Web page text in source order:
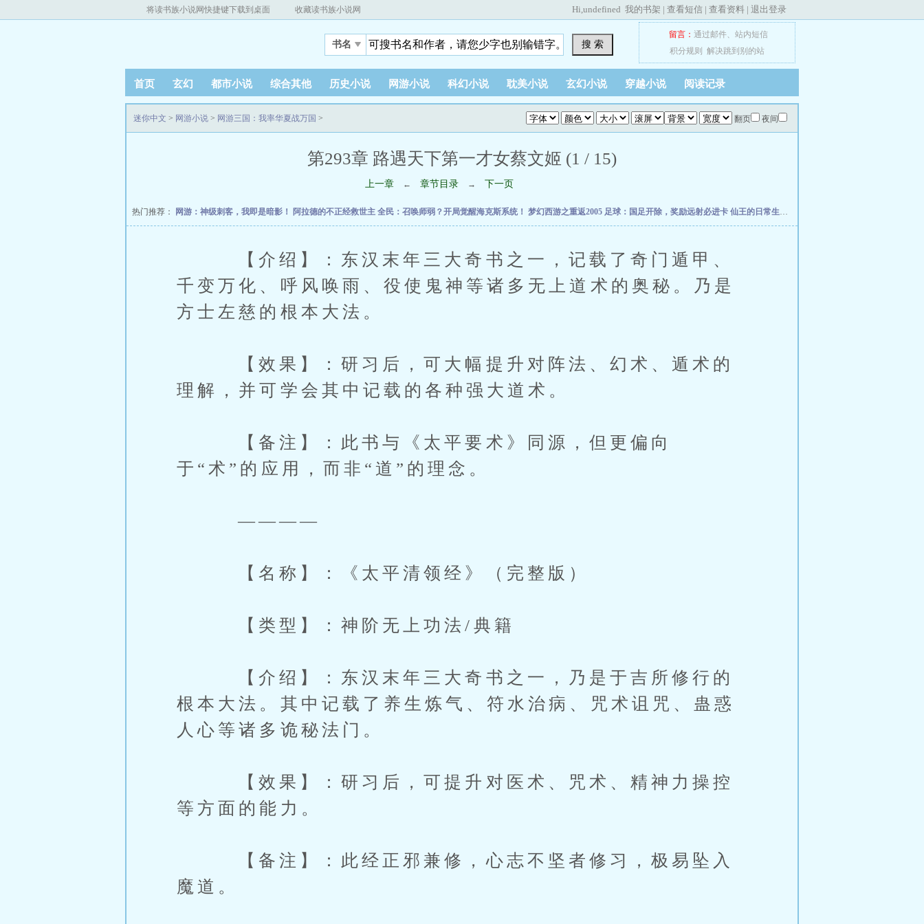
将读书族小说网快捷键下载到桌面 收藏读书族小说网 Hi,undefined 我的书架 | 查看短信 | 查看资料 | 退出登录
书名 搜 索
留言： 通过邮件、 站内短信
积分规则
解决跳到别的站
首页 玄幻 都市小说 综合其他 历史小说 网游小说 科幻小说 耽美小说 玄幻小说 穿越小说 阅读记录
翻页 夜间
迷你中文 > 网游小说 > 网游三国：我率华夏战万国 >
第293章 路遇天下第一才女蔡文姬 (1 / 15)
上一章 ← 章节目录 → 下一页
热门推荐： 网游：神级刺客，我即是暗影！ 阿拉德的不正经救世主 全民：召唤师弱？开局觉醒海克斯系统！ 梦幻西游之重返2005 足球：国足开除，奖励远射必进卡 仙王的日常生活
【介绍】：东汉末年三大奇书之一，记载了奇门遁甲、
千变万化、呼风唤雨、役使鬼神等诸多无上道术的奥秘。乃是
方士左慈的根本大法。
【效果】：研习后，可大幅提升对阵法、幻术、遁术的
理解，并可学会其中记载的各种强大道术。
【备注】：此书与《太平要术》同源，但更偏向
于“术”的应用，而非“道”的理念。
————
【名称】：《太平清领经》（完整版）
【类型】：神阶无上功法/典籍
【介绍】：东汉末年三大奇书之一，乃是于吉所修行的
根本大法。其中记载了养生炼气、符水治病、咒术诅咒、蛊惑
人心等诸多诡秘法门。
【效果】：研习后，可提升对医术、咒术、精神力操控
等方面的能力。
【备注】：此经正邪兼修，心志不坚者修习，极易坠入
魔道。